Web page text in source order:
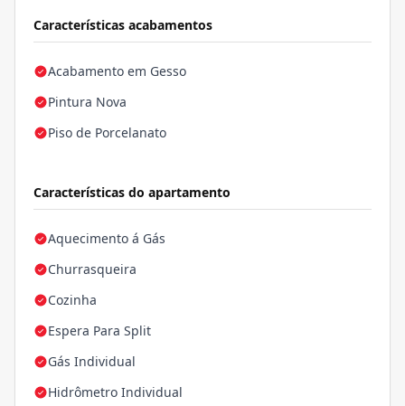
Características acabamentos
Acabamento em Gesso
Pintura Nova
Piso de Porcelanato
Características do apartamento
Aquecimento á Gás
Churrasqueira
Cozinha
Espera Para Split
Gás Individual
Hidrômetro Individual